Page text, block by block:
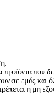
που
σε εμάς και
η μη